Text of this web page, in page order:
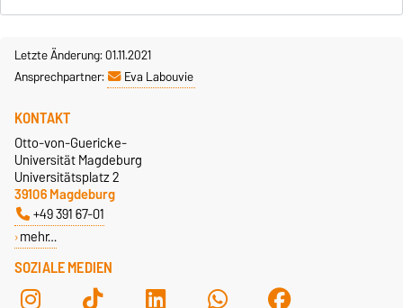
Letzte Änderung: 01.11.2021
Ansprechpartner:
Eva Labouvie
SOZIALE MEDIEN
KONTAKT
Otto-von-Guericke-
Universität Magdeburg
Universitätsplatz 2
39106 Magdeburg
+49 391 67-01
mehr…